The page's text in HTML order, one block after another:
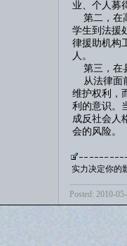
业、个人募
第二，在
学生到法援
律援助机构
人。
第三，在
从法律面
维护权利，
利的意识。
成反社会人
会的风险。
实力决定你的
Posted: 2010-